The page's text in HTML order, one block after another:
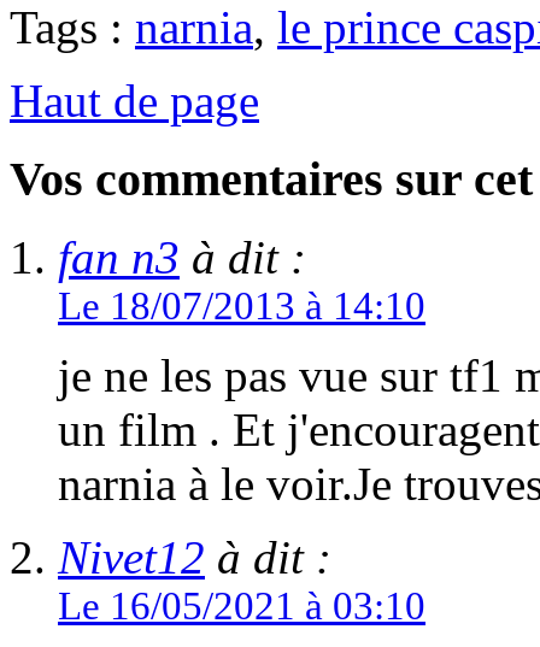
Tags : narnia, le prince
Haut de page
Vos commentaires sur
fan n3 à dit :
Le 18/07/2013 à 14:10
je ne les pas vue sur tf1
un film . Et
narnia à le voir.Je
Nivet12 à dit :
Le 16/05/2021 à 03:10